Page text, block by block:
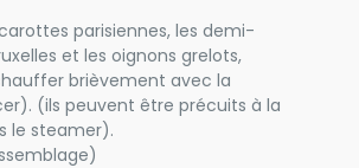
parisiennes, les demi-
et les oignons grelots,
brièvement avec la
(ils peuvent être précuits à la
le steamer).